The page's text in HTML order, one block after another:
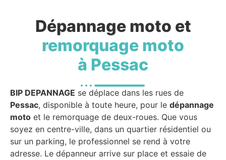
Dépannage moto et
remorquage moto
à Pessac
BIP DEPANNAGE se déplace dans les rues de
Pessac, disponible à toute heure, pour le dépannage
moto et le remorquage de deux-roues. Que vous
soyez en centre-ville, dans un quartier résidentiel ou
sur un parking, le professionnel se rend à votre
adresse. Le dépanneur arrive sur place et essaie de